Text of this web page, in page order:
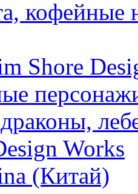
кофейные
Shore
Works
(Китай)